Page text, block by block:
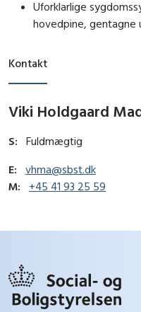
Uforklarlige
hovedpine, gentagne
Kontakt
Viki Holdgaard
S:
Fuldmægtig
E:
vhma@sbst.dk
M:
+45 41 93 25 59